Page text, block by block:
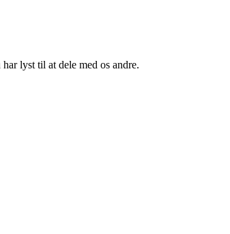
lyst til at dele med os andre.